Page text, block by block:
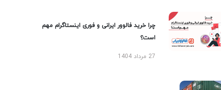
چرا خرید فالوور ایرانی و فوری اینستاگرام مهم
است؟
27 مرداد 1404